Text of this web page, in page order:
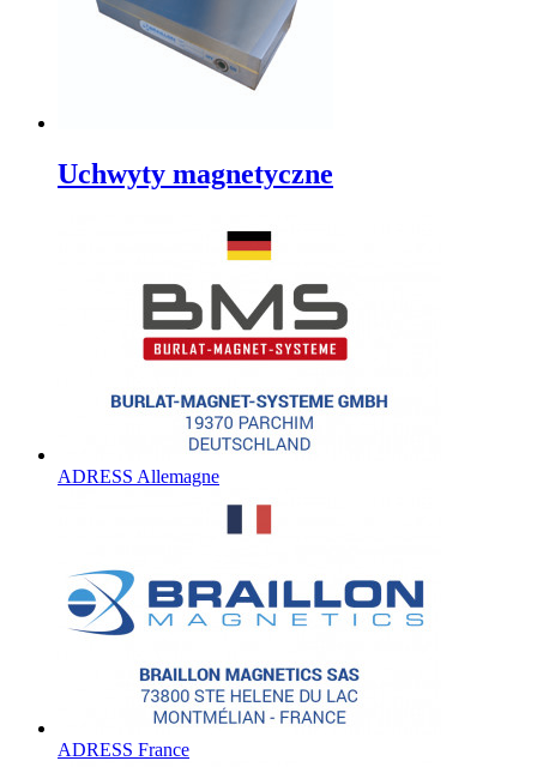
Uchwyty magnetyczne
ADRESS Allemagne
ADRESS France